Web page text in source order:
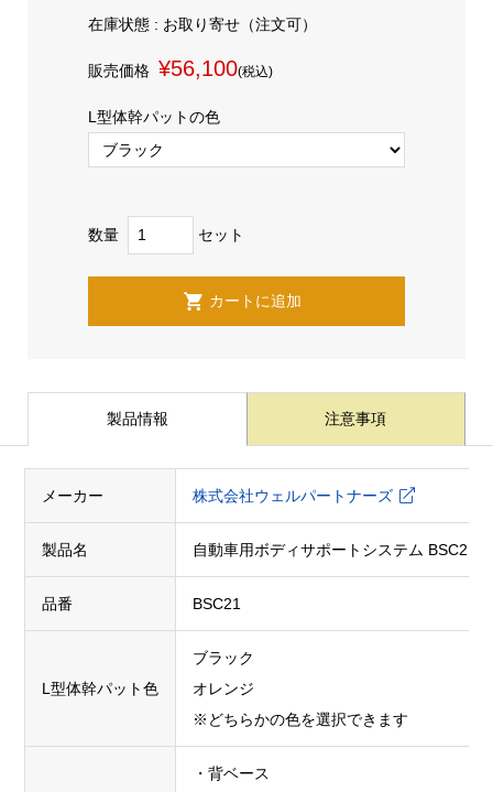
在庫状態 : お取り寄せ（注文可）
販売価格 ¥56,100(税込)
L型体幹パットの色
数量 セット
製品情報 注意事項
メーカー 株式会社ウェルパートナーズ
製品名 自動車用ボディサポートシステム BSC21
品番 BSC21
L型体幹パット色
ブラック
オレンジ
※どちらかの色を選択できます
・背ベース